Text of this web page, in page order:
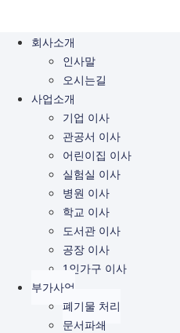
회사소개
인사말
오시는길
사업소개
기업 이사
관공서 이사
어린이집 이사
실험실 이사
병원 이사
학교 이사
도서관 이사
공장 이사
1인가구 이사
부가사업
폐기물 처리
문서파쇄